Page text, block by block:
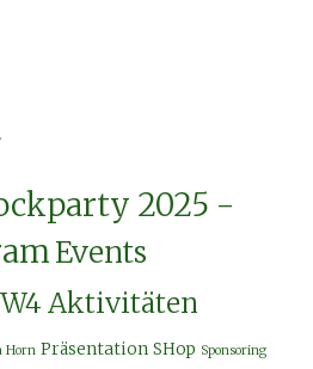
2025 -
Events
Aktivitäten
Horn Präsentation SHop Sponsoring